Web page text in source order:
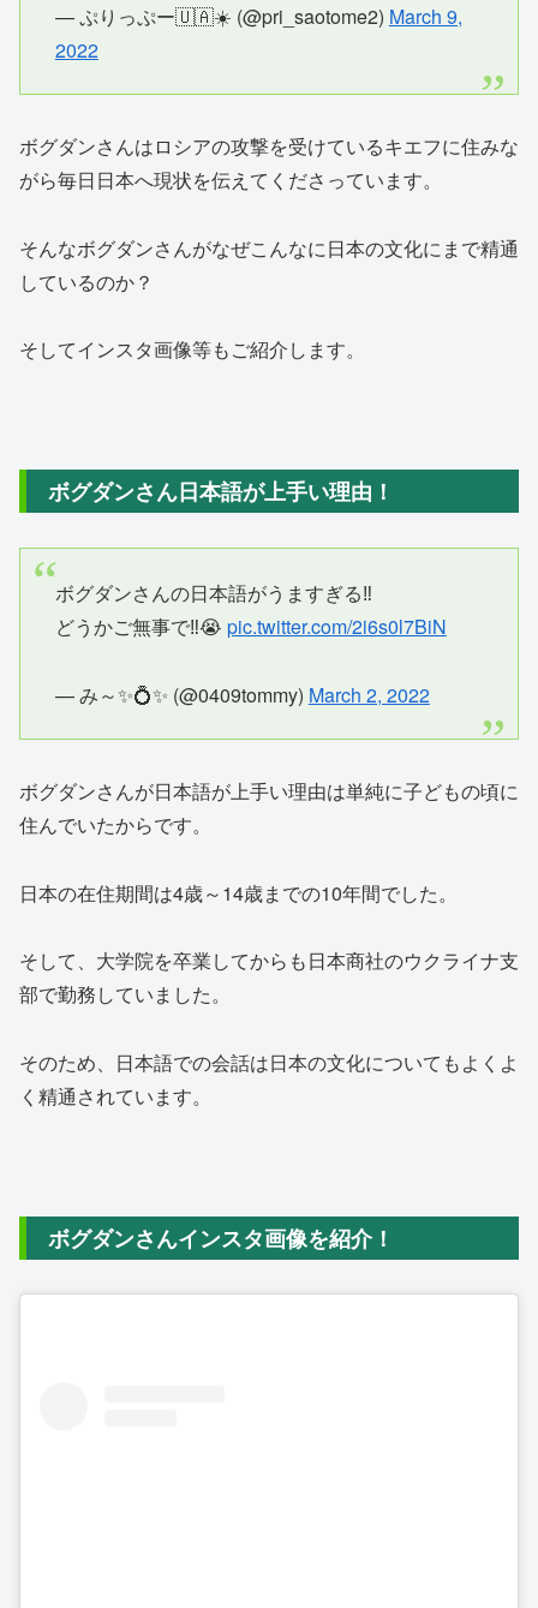
— ぷりっぷー🇺🇦☀️ (@pri_saotome2) March 9,
2022
ボグダンさんはロシアの攻撃を受けているキエフに住みな
がら毎日日本へ現状を伝えてくださっています。
そんなボグダンさんがなぜこんなに日本の文化にまで精通
しているのか？
そしてインスタ画像等もご紹介します。
ボグダンさん日本語が上手い理由！
ボグダンさんの日本語がうますぎる‼️
どうかご無事で‼️😭 pic.twitter.com/2i6s0l7BiN
— み～✨💍✨ (@0409tommy) March 2, 2022
ボグダンさんが日本語が上手い理由は単純に子どもの頃に
住んでいたからです。
日本の在住期間は4歳～14歳までの10年間でした。
そして、大学院を卒業してからも日本商社のウクライナ支
部で勤務していました。
そのため、日本語での会話は日本の文化についてもよくよ
く精通されています。
ボグダンさんインスタ画像を紹介！